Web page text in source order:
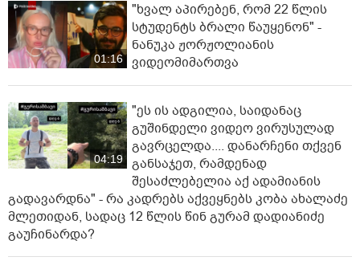
01:16
"ხვალ აპირებენ, რომ 22 წლის
სტუდენტს ბრალი წაუყენონ" -
ნანუკა ჟორჟოლიანის
ვიდეომიმართვა
04:19
"ეს ის ადგილია, საიდანაც
გუშინდელი ვიდეო ვირუსულად
გავრცელდა.... დანარჩენი თქვენ
განსაჯეთ, რამდენად
შესაძლებელია აქ ადამიანის
გადავარდნა" - რა კადრებს აქვეყნებს კობა ახალაძე
მლეთიდან, სადაც 12 წლის წინ გურამ დადიანიძე
გაუჩინარდა?